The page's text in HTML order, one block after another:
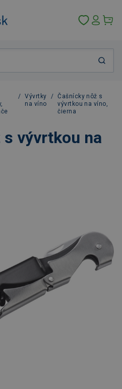
/ Vývrtky
na víno
/ Čašnícky nôž s
vývrtkou na víno,
čierna
s vývrtkou na